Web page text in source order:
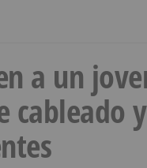
a un
cableado